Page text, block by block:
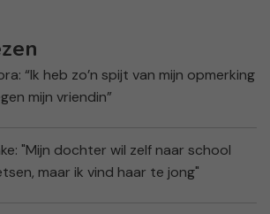
“Ik heb zo’n spijt van mijn opmerking
mijn vriendin”
"Mijn dochter wil zelf naar school
maar ik vind haar te jong"